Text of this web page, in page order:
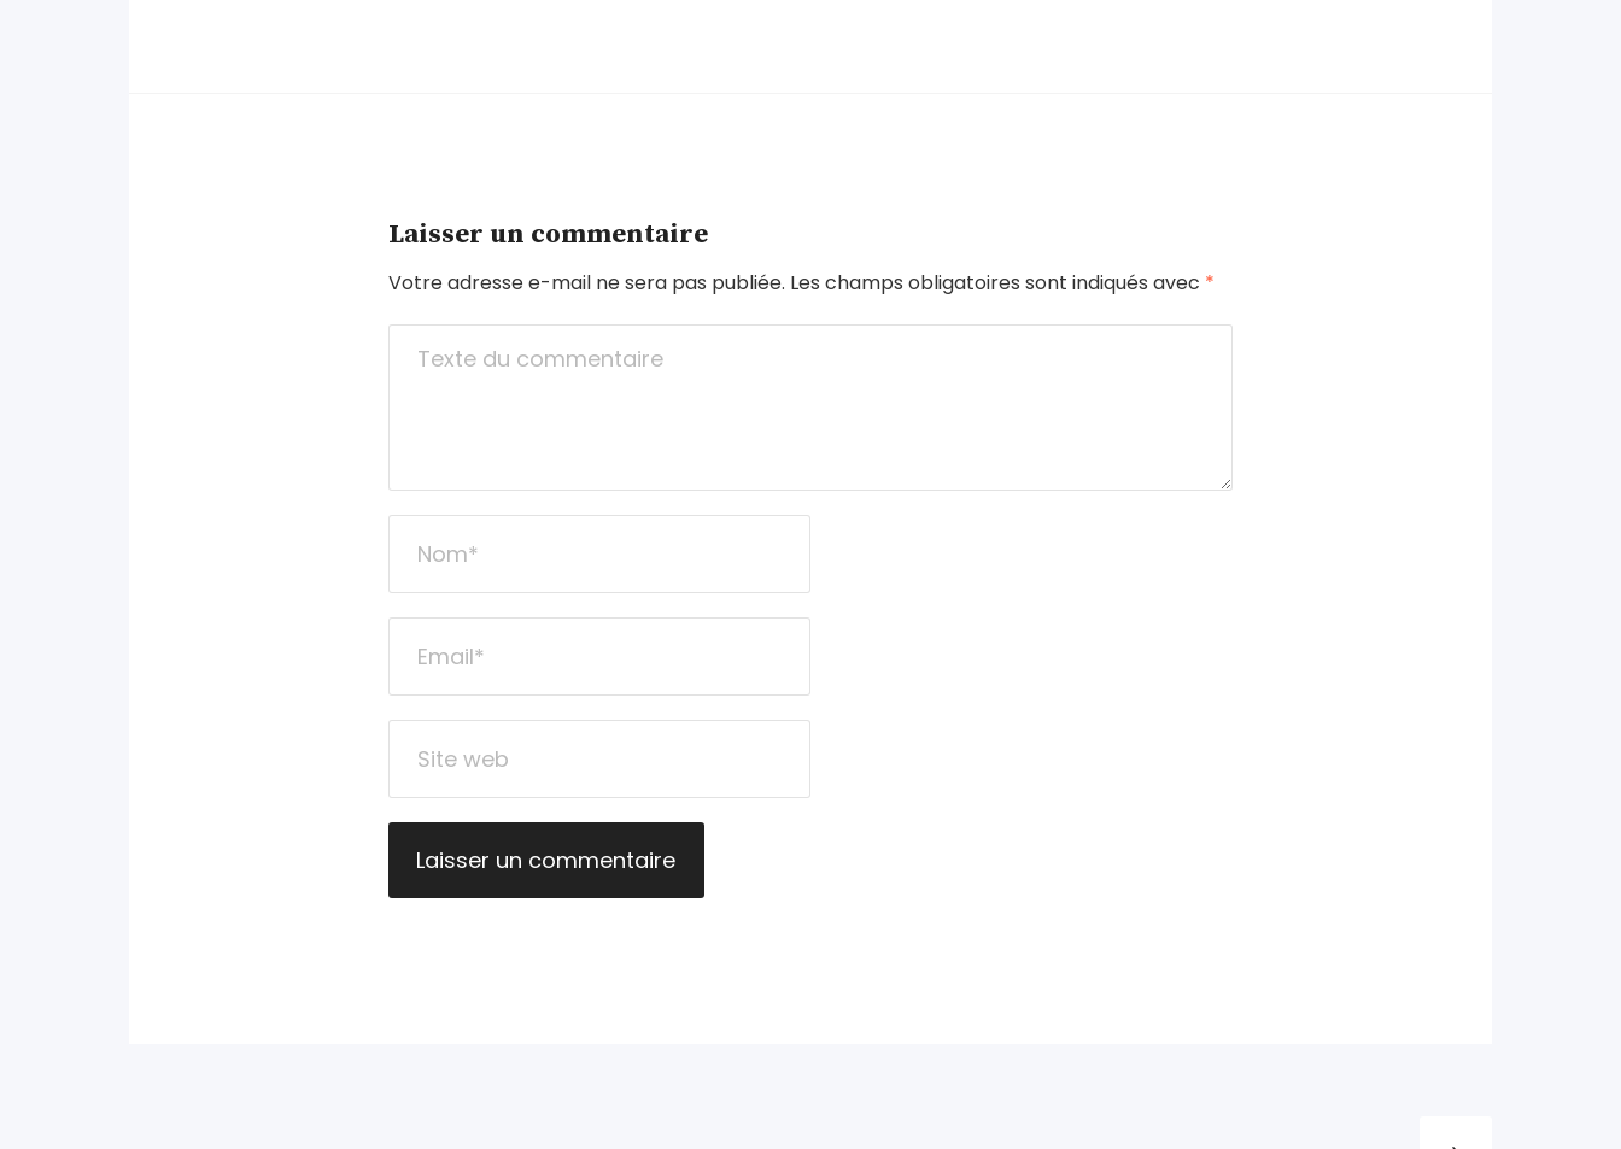
Laisser un commentaire
Votre adresse e-mail ne sera pas publiée. Les champs obligatoires sont indiqués avec *